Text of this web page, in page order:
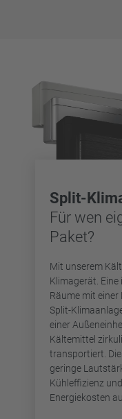
Split-
Für wen
Paket?
Mit unserem
Klimagerät. Eine
Räume mit
Split-
einer
Kältemittel
transportiert.
geringe
Kühleffizienz
Energiekosten